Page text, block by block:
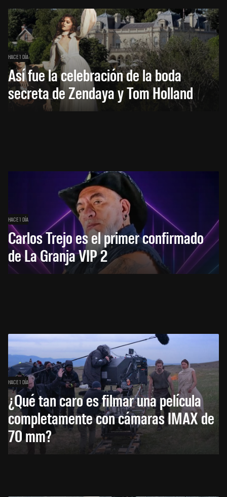
HACE 1 DÍA
Así fue la celebración de la boda
secreta de Zendaya y Tom Holland
HACE 1 DÍA
Carlos Trejo es el primer confirmado
de La Granja VIP 2
HACE 1 DÍA
¿Qué tan caro es filmar una película
completamente con cámaras IMAX de
70 mm?